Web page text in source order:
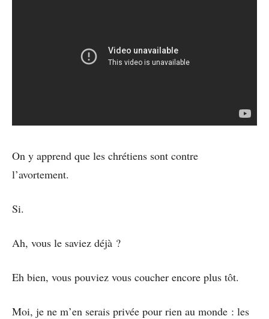
On y apprend que les chrétiens sont contre
l’avortement.
Si.
Ah, vous le saviez déjà ?
Eh bien, vous pouviez vous coucher encore plus tôt.
Moi, je ne m’en serais privée pour rien au monde : les